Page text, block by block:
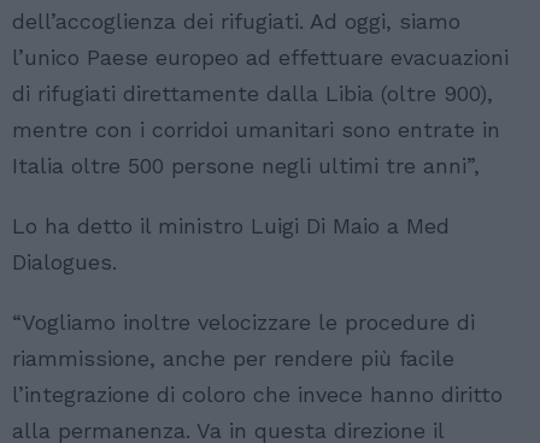
dell’accoglienza dei rifugiati. Ad oggi, siamo
l’unico Paese europeo ad effettuare evacuazioni
di rifugiati direttamente dalla Libia (oltre 900),
mentre con i corridoi umanitari sono entrate in
Italia oltre 500 persone negli ultimi tre anni”,
Lo ha detto il ministro Luigi Di Maio a Med
Dialogues.
“Vogliamo inoltre velocizzare le procedure di
riammissione, anche per rendere più facile
l’integrazione di coloro che invece hanno diritto
alla permanenza. Va in questa direzione il